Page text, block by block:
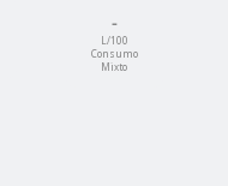
-
L/100
Consumo
Mixto